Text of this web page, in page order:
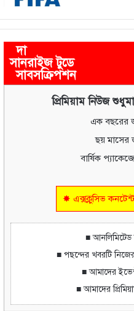
দা
সানরাইজ টুডে
সাবসক্রিপশন
প্রিমিয়াম নিউজ
এক বছরের
ছয় মাসের
বার্ষিক
✸ এক্সক্লুসিভ
■ আনলিমিটেড
■ পছন্দের খবরটি
■ আমাদের
■ আমাদের